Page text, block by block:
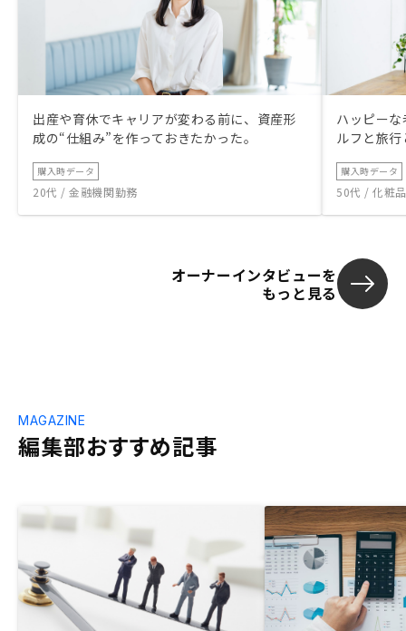
出産や育休でキャリアが変わる前に、資産形
成の“仕組み”を作っておきたかった。
購入時データ
20代 / 金融機関勤務
ハッピー
ルフと旅
購入時データ
50代 / 化粧
オーナーインタビューを
もっと見る
編集部おすすめ記事
MAGAZINE